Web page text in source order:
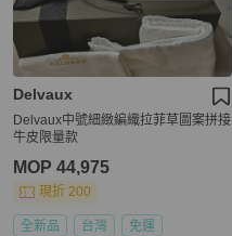
Delvaux
Delvaux中號細緻編織拉菲草圖案拼接
牛皮限量款
MOP 44,975
現折 200
全新品 台灣 免運